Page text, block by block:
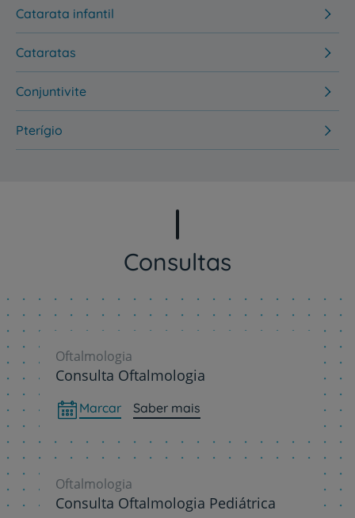
Catarata infantil
Cataratas
Conjuntivite
Pterígio
Consultas
Oftalmologia
Consulta Oftalmologia
Marcar Saber mais
Oftalmologia
Consulta Oftalmologia Pediátrica